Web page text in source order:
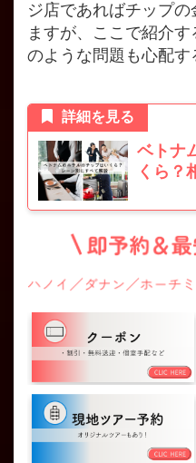
ジ店であればチップ
ますが、ここで紹介
のような問題も心配す
ベトナ
くら？
詳細を見る